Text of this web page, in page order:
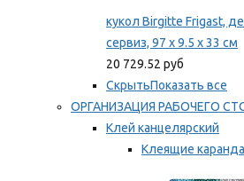
кукол Birgitte Frigast,
сервиз, 97 x 9.5 x 33 см
20 729.52 руб
СкрытьПоказать все
ОРГАНИЗАЦИЯ РАБОЧЕГО
Клей канцелярский
Клеящие